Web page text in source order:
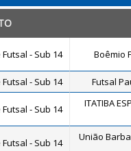
- Sub 14 Boêmio
- Sub 14 Futsal
- Sub 14 ITATIBA
- Sub 14 União